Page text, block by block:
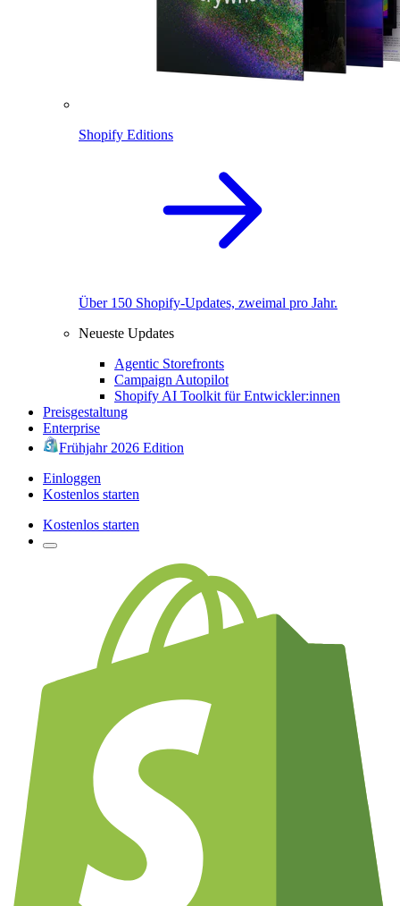
Shopify Editions
Über 150 Shopify-Updates, zweimal pro Jahr.
Neueste Updates
Agentic Storefronts
Campaign Autopilot
Shopify AI Toolkit für Entwickler:innen
Preisgestaltung
Enterprise
Frühjahr 2026 Edition
Einloggen
Kostenlos starten
Kostenlos starten